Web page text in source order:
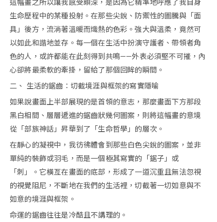
這幅畫之所以讓我感受頗深，是因為它精準地呼應了我自身
生命歷程中的某種投射。在那些尖銳、防禦性的圖騰與「面
具」後方，流淌著溫暖而熾熱的色彩。強大與溫柔，竟然可
以如此和諧地並存。每一個在生活中扮演守護者、帶領者角
色的人，或許都能在此刻得到共鳴——外表必須堅不可摧，內
心卻將最柔軟的牽掛，留給了那個回眸的瞬間。
二、 生活的鋸齒：切截境涯與框架的寫實隱喻
如果說畫面上半部展現的是首領的意志，那麼畫面下方那段
黑白相間、層層遞進的鋸齒狀幾何圖案，則將這幅畫的意境
從「部族神話」昇華到了「生命哲學」的層次。
在靜心的凝視中，我彷彿體會到那些白色尖銳的圖案，並非
單純的裝飾或羽毛，而是一個極其寫實的「鋸子」或
「刺」。它橫亙在畫面的底部，形成了一道沉重且無法忽視
的視覺阻尼，不斷地在我們的生活裡，切截著一切如意與不
如意的境涯與框架。
命運的鋸齒往往是冷酷且不講理的。